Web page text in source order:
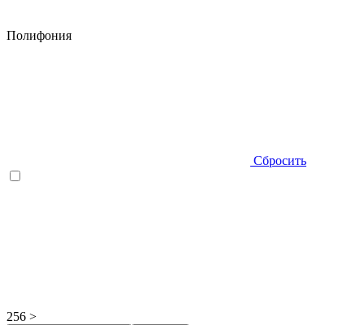
Полифония
Сбросить
256 >